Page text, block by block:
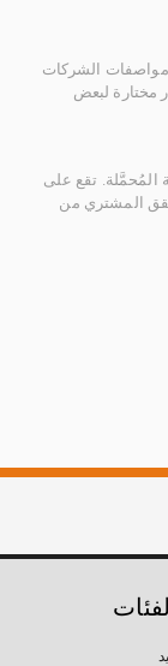
مواصفات الشركات
مختارة لبعض
المُحمَّلة. تقع على
المشتري من